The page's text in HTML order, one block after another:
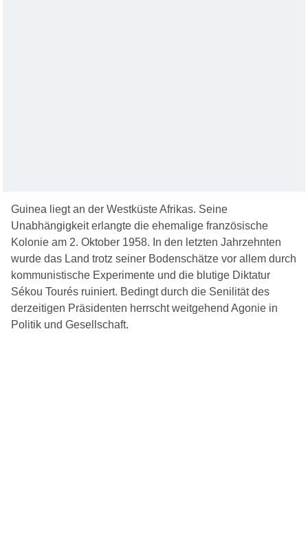
Guinea liegt an der Westküste Afrikas. Seine
Unabhängigkeit erlangte die ehemalige französische
Kolonie am 2. Oktober 1958. In den letzten Jahrzehnten
wurde das Land trotz seiner Bodenschätze vor allem durch
kommunistische Experimente und die blutige Diktatur
Sékou Tourés ruiniert. Bedingt durch die Senilität des
derzeitigen Präsidenten herrscht weitgehend Agonie in
Politik und Gesellschaft.